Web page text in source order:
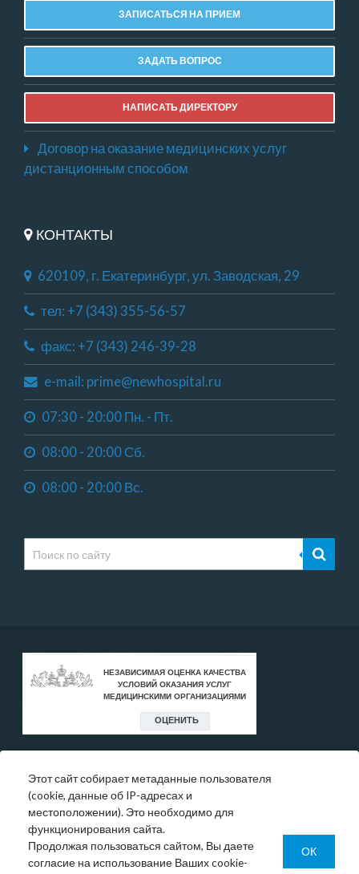
ЗАПИСАТЬСЯ НА ПРИЕМ
ЗАДАТЬ ВОПРОС
НАПИСАТЬ ДИРЕКТОРУ
Договор на оказание медицинских услуг
дистанционным способом
КОНТАКТЫ
620109, г. Екатеринбург, ул. Заводская, 29
тел: +7 (343) 355-56-57
факс: +7 (343) 246-39-28
e-mail: prime@newhospital.ru
07:30 - 20:00 Пн. - Пт.
08:00 - 20:00 Сб.
08:00 - 20:00 Вс.
* Цены, указанные на сайте, носят исключительно
информативный характер и могут быть в любое время
изменены.
Окончательную информация необходимо уточнять у
администратора в регистратуре или по телефону:
+7 (343) 355-56-57.
Этот сайт собирает метаданные пользователя
(cookie, данные об IP-адресах и
местоположении). Это необходимо для
функционирования сайта.
Продолжая пользоваться сайтом, Вы даете
согласие на использование Ваших cookie-
ОК